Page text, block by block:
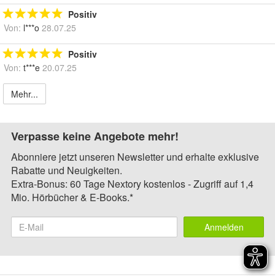
Positiv
Von: l***o 28.07.25
Positiv
Von: t***e 20.07.25
Mehr...
Verpasse keine Angebote mehr!
Abonniere jetzt unseren Newsletter und erhalte exklusive
Rabatte und Neuigkeiten.
Extra-Bonus: 60 Tage Nextory kostenlos - Zugriff auf 1,4
Mio. Hörbücher & E-Books.*
Anmelden